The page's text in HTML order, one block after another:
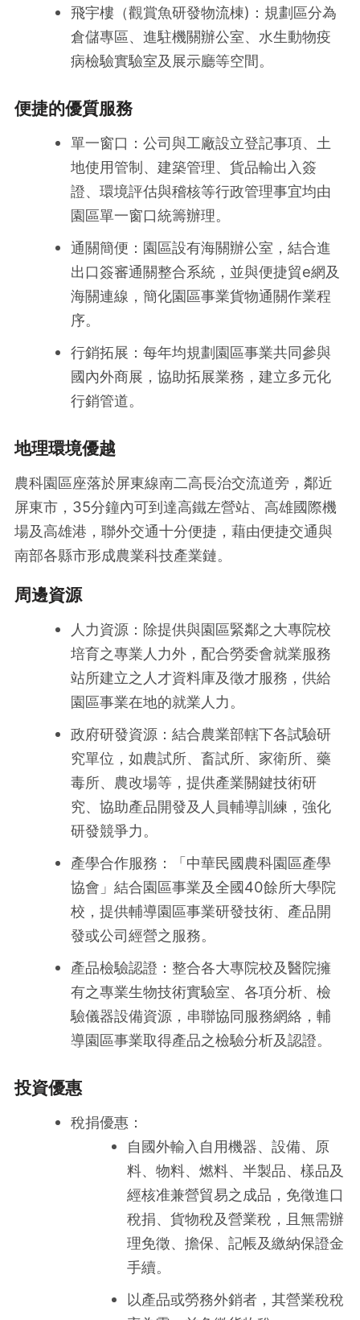
飛宇樓（觀賞魚研發物流棟)：規劃區分為
倉儲專區、進駐機關辦公室、水生動物疫
病檢驗實驗室及展示廳等空間。
便捷的優質服務
單一窗口：公司與工廠設立登記事項、土
地使用管制、建築管理、貨品輸出入簽
證、環境評估與稽核等行政管理事宜均由
園區單一窗口統籌辦理。
通關簡便：園區設有海關辦公室，結合進
出口簽審通關整合系統，並與便捷貿e網及
海關連線，簡化園區事業貨物通關作業程
序。
行銷拓展：每年均規劃園區事業共同參與
國內外商展，協助拓展業務，建立多元化
行銷管道。
地理環境優越
農科園區座落於屏東線南二高長治交流道旁，鄰近
屏東市，35分鐘內可到達高鐵左營站、高雄國際機
場及高雄港，聯外交通十分便捷，藉由便捷交通與
南部各縣市形成農業科技產業鏈。
周邊資源
人力資源：除提供與園區緊鄰之大專院校
培育之專業人力外，配合勞委會就業服務
站所建立之人才資料庫及徵才服務，供給
園區事業在地的就業人力。
政府研發資源：結合農業部轄下各試驗研
究單位，如農試所、畜試所、家衛所、藥
毒所、農改場等，提供產業關鍵技術研
究、協助產品開發及人員輔導訓練，強化
研發競爭力。
產學合作服務：「中華民國農科園區產學
協會」結合園區事業及全國40餘所大學院
校，提供輔導園區事業研發技術、產品開
發或公司經營之服務。
產品檢驗認證：整合各大專院校及醫院擁
有之專業生物技術實驗室、各項分析、檢
驗儀器設備資源，串聯協同服務網絡，輔
導園區事業取得產品之檢驗分析及認證。
投資優惠
稅捐優惠：
自國外輸入自用機器、設備、原
料、物料、燃料、半製品、樣品及
經核准兼營貿易之成品，免徵進口
稅捐、貨物稅及營業稅，且無需辦
理免徵、擔保、記帳及繳納保證金
手續。
以產品或勞務外銷者，其營業稅稅